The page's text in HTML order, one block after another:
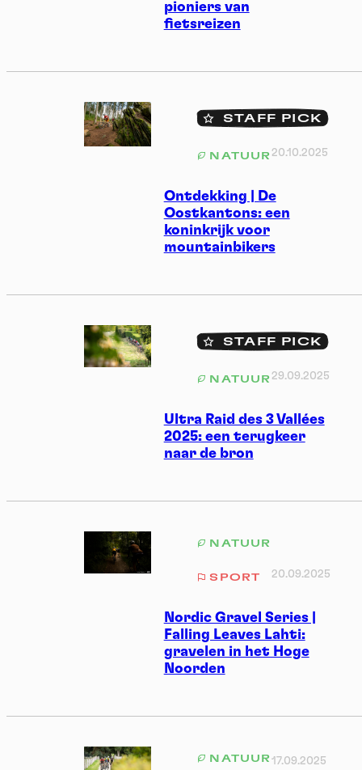
pioniers van
fietsreizen
Ontdekking | De
Oostkantons: een
koninkrijk voor
mountainbikers
STAFF PICK
NATUUR 20.10.2025
Ultra Raid des 3 Vallées
2025: een terugkeer
naar de bron
STAFF PICK
NATUUR 29.09.2025
Nordic Gravel Series |
Falling Leaves Lahti:
gravelen in het Hoge
Noorden
NATUUR
SPORT 20.09.2025
NATUUR 17.09.2025